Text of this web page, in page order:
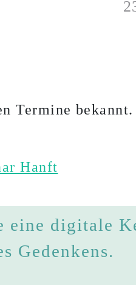
Termine bekannt.
eine digitale
Gedenkens.